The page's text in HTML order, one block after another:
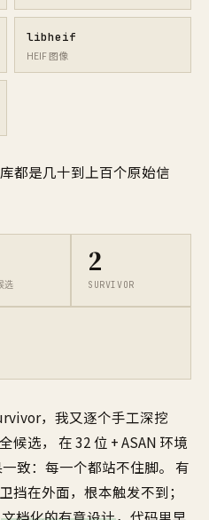
libheif
HEIF 图像
都是几十到上百个原始信
选
2
SURVIVOR
，我又逐个手工深挖
选， 在 32 位 + ASAN 环境
致：每一个都站不住脚。 有
挡在外面，根本触发不到；